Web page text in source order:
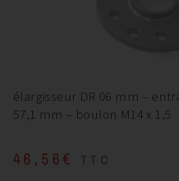
élargisseur DR 06 mm –
57,1 mm – boulon M14 x 1,5
46,56 € TTC